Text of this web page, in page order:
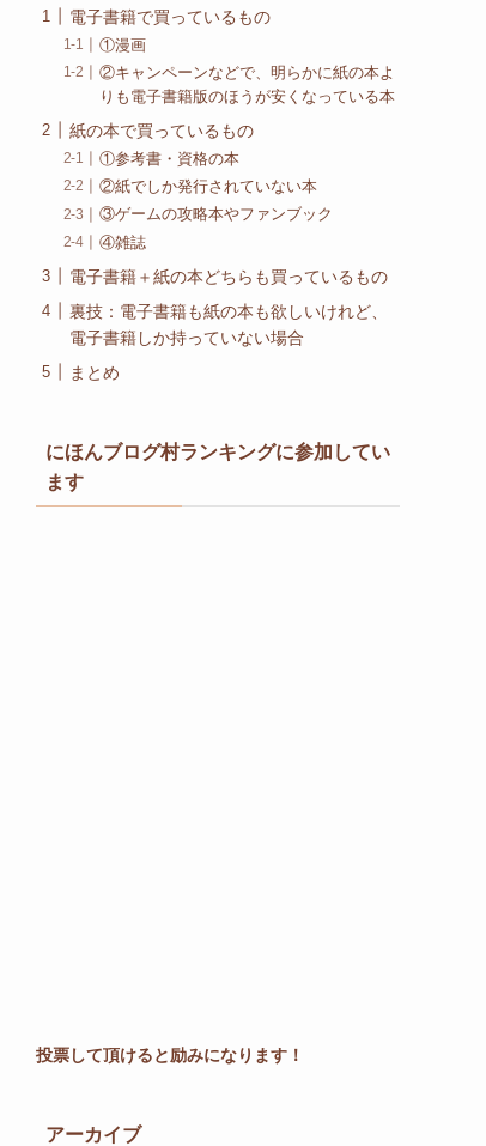
電子書籍で買っているもの
①漫画
②キャンペーンなどで、明らかに紙の本よ
りも電子書籍版のほうが安くなっている本
紙の本で買っているもの
①参考書・資格の本
②紙でしか発行されていない本
③ゲームの攻略本やファンブック
④雑誌
電子書籍＋紙の本どちらも買っているもの
裏技：電子書籍も紙の本も欲しいけれど、
電子書籍しか持っていない場合
まとめ
にほんブログ村ランキングに参加してい
ます
投票して頂けると励みになります！
アーカイブ